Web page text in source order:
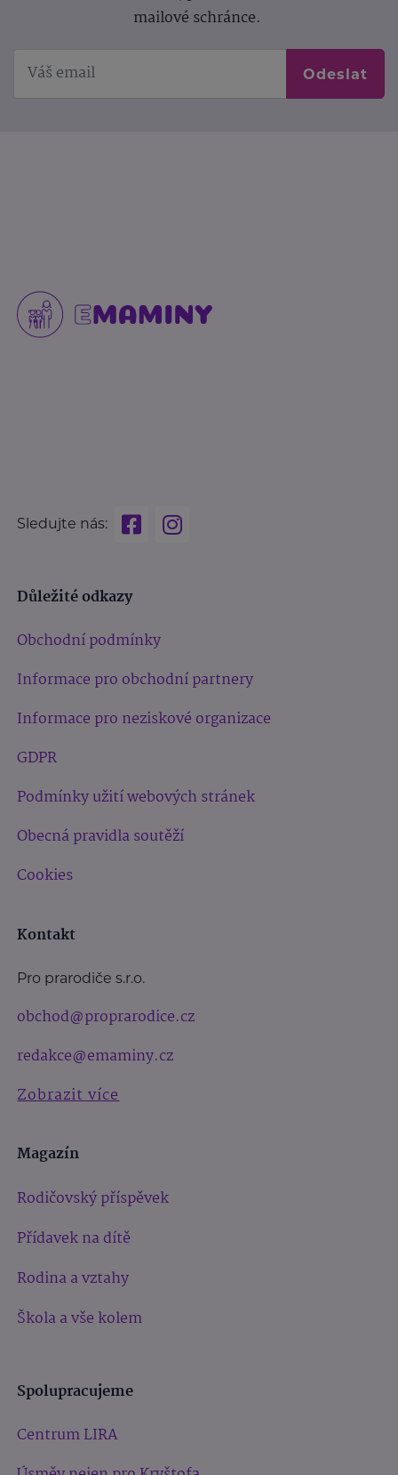
mailové schránce.
Odeslat
Sledujte nás:
Důležité odkazy
Obchodní podmínky
Informace pro obchodní partnery
Informace pro neziskové organizace
GDPR
Podmínky užití webových stránek
Obecná pravidla soutěží
Cookies
Kontakt
Pro prarodiče s.r.o.
obchod@proprarodice.cz
redakce@emaminy.cz
Zobrazit více
Magazín
Rodičovský příspěvek
Přídavek na dítě
Rodina a vztahy
Škola a vše kolem
Spolupracujeme
Centrum LIRA